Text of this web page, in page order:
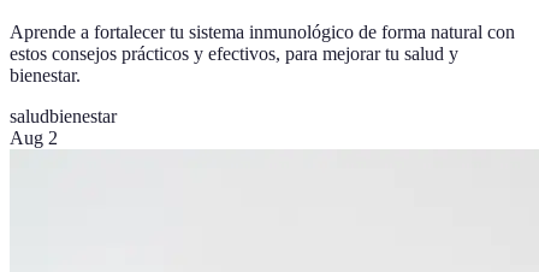
Aprende a fortalecer tu sistema inmunológico de forma natural con
estos consejos prácticos y efectivos, para mejorar tu salud y
bienestar.
saludbienestar
Aug 2